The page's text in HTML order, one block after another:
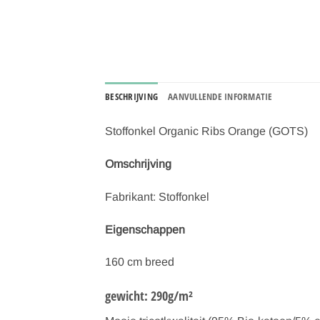
BESCHRIJVING AANVULLENDE INFORMATIE
Stoffonkel Organic Ribs Orange (GOTS)
Omschrijving
Fabrikant: Stoffonkel
Eigenschappen
160 cm breed
gewicht: 290g/m²